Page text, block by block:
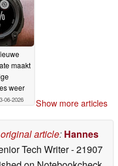
maakt
weer
06-2026 Show more articles
original article: Hannes
Tech Writer- 21907